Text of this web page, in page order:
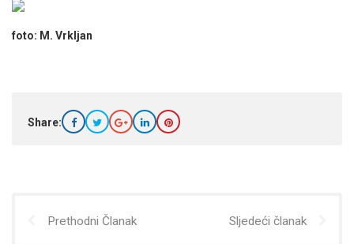
foto: M. Vrkljan
Share:
Prethodni Članak Sljedeći članak